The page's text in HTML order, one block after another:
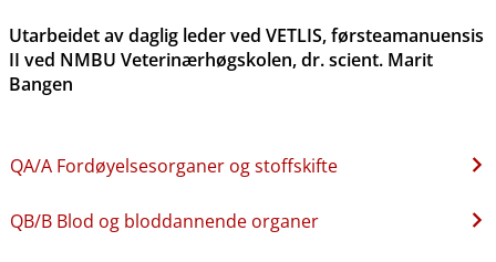
Utarbeidet av daglig leder ved VETLIS, førsteamanuensis
II ved NMBU Veterinærhøgskolen, dr. scient. Marit
Bangen
QA​/​A Fordøyelsesorganer og stoffskifte
QB​/​B Blod og bloddannende organer